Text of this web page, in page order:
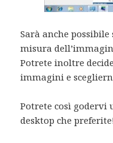
Sarà anche
misura
Potrete inoltre
immagini e
Potrete così godervi
desktop che